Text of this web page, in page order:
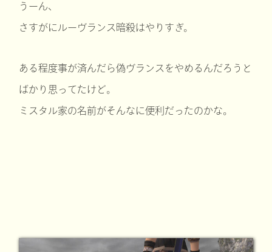
うーん、
さすがにルーヴランス暗殺はやりすぎ。
ある程度事が済んだら偽ヴランスをやめるんだろうと
ばかり思ってたけど。
ミスタル家の名前がそんなに便利だったのかな。